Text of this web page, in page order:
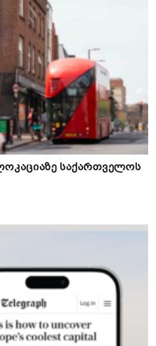
საქართველოს